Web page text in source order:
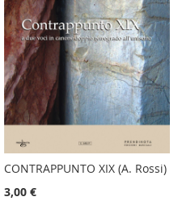
CONTRAPPUNTO XIX (A. Rossi)
3,00 €